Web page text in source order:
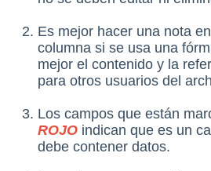
Es mejor hacer una nota
columna si se usa una
mejor el contenido y la
para otros usuarios del
Los campos que están
ROJO indican que es un
debe contener datos.